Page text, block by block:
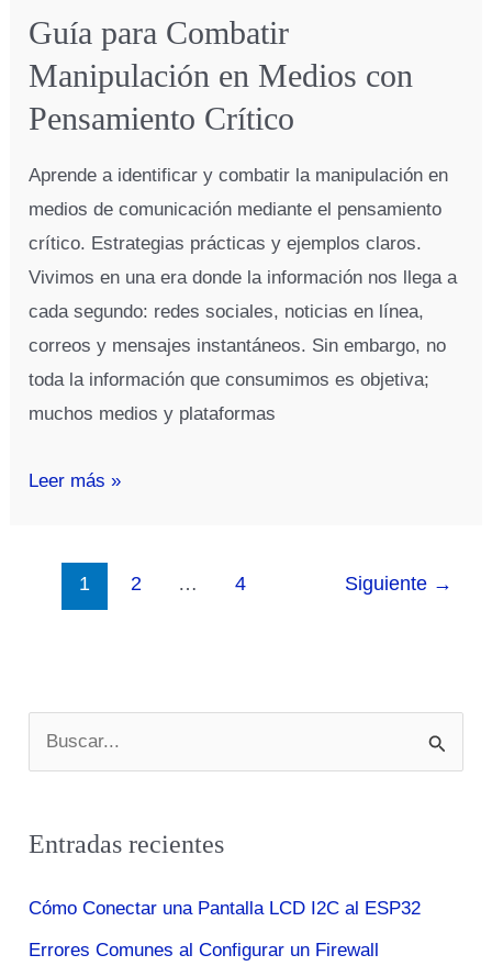
mandamientos
Guía para Combatir
Manipulación en Medios con
Pensamiento Crítico
Aprende a identificar y combatir la manipulación en
medios de comunicación mediante el pensamiento
crítico. Estrategias prácticas y ejemplos claros.
Vivimos en una era donde la información nos llega a
cada segundo: redes sociales, noticias en línea,
correos y mensajes instantáneos. Sin embargo, no
toda la información que consumimos es objetiva;
muchos medios y plataformas
Guía
Manipulación
Pensamiento
Crítico
Leer más »
1 2 … 4 Siguiente →
u
c
r
p
Entradas recientes
Cómo Conectar una Pantalla LCD I2C al ESP32
Errores Comunes al Configurar un Firewall